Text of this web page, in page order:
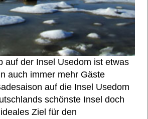
auf der Insel Usedom ist etwas
auch immer mehr Gäste
auf die Insel Usedom
schönste Insel doch
Ziel für den